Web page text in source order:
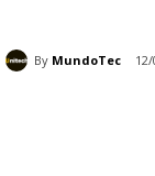
By MundoTec